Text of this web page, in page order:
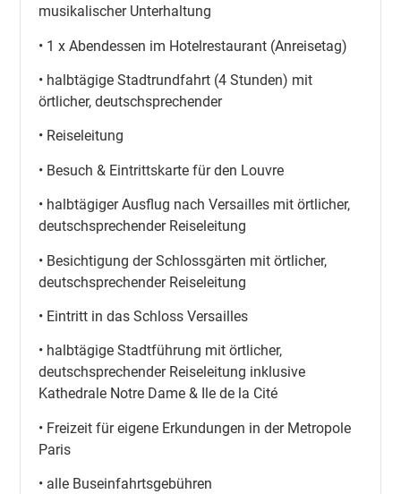
musikalischer Unterhaltung
• 1 x Abendessen im Hotelrestaurant (Anreisetag)
• halbtägige Stadtrundfahrt (4 Stunden) mit
örtlicher, deutschsprechender
• Reiseleitung
• Besuch & Eintrittskarte für den Louvre
• halbtägiger Ausflug nach Versailles mit örtlicher,
deutschsprechender Reiseleitung
• Besichtigung der Schlossgärten mit örtlicher,
deutschsprechender Reiseleitung
• Eintritt in das Schloss Versailles
• halbtägige Stadtführung mit örtlicher,
deutschsprechender Reiseleitung inklusive
Kathedrale Notre Dame & Ile de la Cité
• Freizeit für eigene Erkundungen in der Metropole
Paris
• alle Buseinfahrtsgebühren